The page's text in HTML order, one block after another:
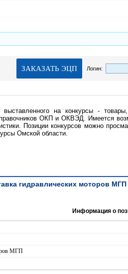
Логин:
на конкурсы -
ОКП и ОКВЭД. Имеется
Позиции конкурсов можно
Омской области.
гидравлических моторов МГП
Информация о
МГП